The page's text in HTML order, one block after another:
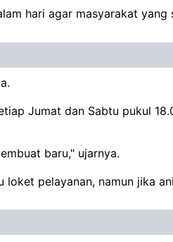
hari agar masyarakat
Jumat dan Sabtu pukul
baru," ujarnya.
loket pelayanan, namun jika